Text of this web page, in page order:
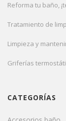
Reforma tu baño,
Tratamiento de
Limpieza y
Griferías
CATEGORÍAS